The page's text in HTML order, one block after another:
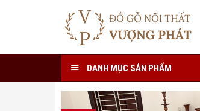
DANH MỤC SẢN PHẨM